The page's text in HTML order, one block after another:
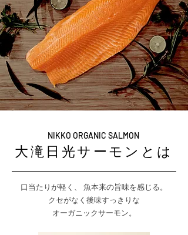
​NIKKO ORGANIC SALMON
大滝日光サーモンとは
口当たりが軽く、 魚本来の旨味を感じる。
クセがなく後味すっきりな
オーガニックサーモン。